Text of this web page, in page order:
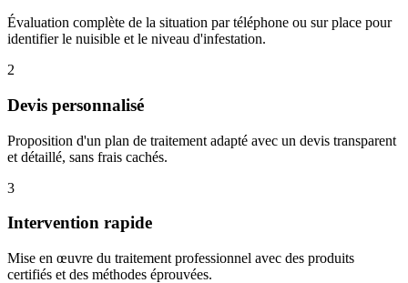
Évaluation complète de la situation par téléphone ou sur place pour
identifier le nuisible et le niveau d'infestation.
2
Devis personnalisé
Proposition d'un plan de traitement adapté avec un devis transparent
et détaillé, sans frais cachés.
3
Intervention rapide
Mise en œuvre du traitement professionnel avec des produits
certifiés et des méthodes éprouvées.